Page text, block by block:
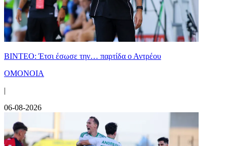
ΒΙΝΤΕΟ: Έτσι έσωσε την… παρτίδα ο Αντρέου
ΟΜΟΝΟΙΑ
|
06-08-2026